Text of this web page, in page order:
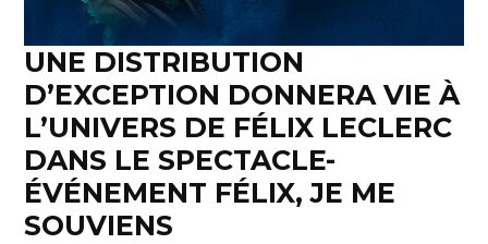
UNE DISTRIBUTION
D’EXCEPTION DONNERA VIE À
L’UNIVERS DE FÉLIX LECLERC
DANS LE SPECTACLE-
ÉVÉNEMENT FÉLIX, JE ME
SOUVIENS